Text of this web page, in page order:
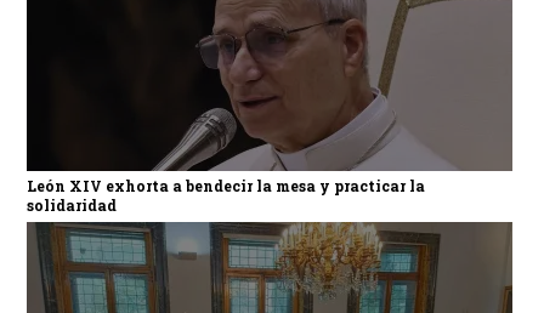
León XIV exhorta a bendecir la mesa y practicar la
solidaridad